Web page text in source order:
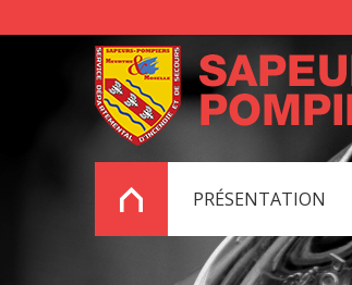
PRÉSENTATION